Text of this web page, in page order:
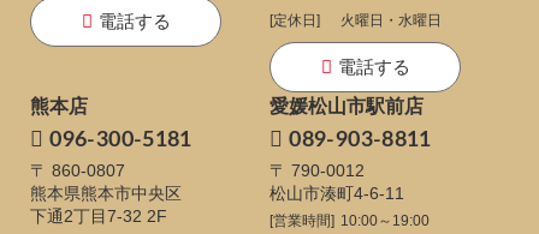
電話する
[定休日]
火曜日・水曜日
電話する
熊本店
096-300-5181
〒 860-0807
熊本県熊本市中央区
下通2丁目7-32 2F
愛媛松山市駅前店
089-903-8811
〒 790-0012
松山市湊町4-6-11
[営業時間] 10:00～19:00